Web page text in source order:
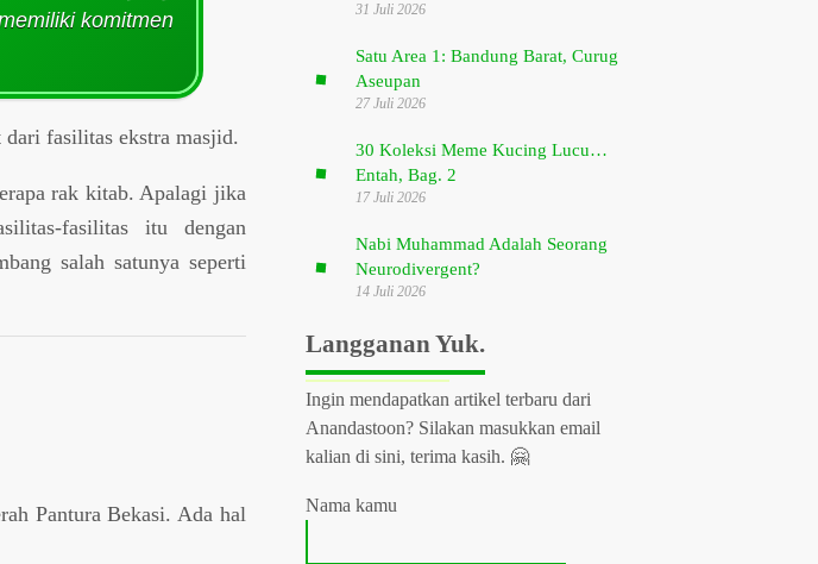
komitmen
dari fasilitas ekstra masjid.
rak kitab. Apalagi jika
fasilitas itu dengan
salah satunya seperti
Pantura Bekasi. Ada hal
31 Juli 2026
Satu Area 1: Bandung Barat, Curug
Aseupan
27 Juli 2026
30 Koleksi Meme Kucing Lucu…
Entah, Bag. 2
17 Juli 2026
Nabi Muhammad Adalah Seorang
Neurodivergent?
14 Juli 2026
Langganan Yuk.
Ingin mendapatkan artikel terbaru dari
Anandastoon? Silakan masukkan email
kalian di sini, terima kasih. 🤗
Nama kamu